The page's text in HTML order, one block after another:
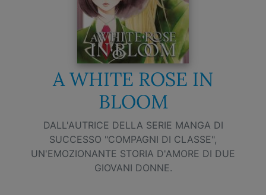
A WHITE ROSE IN
BLOOM
DALL'AUTRICE DELLA SERIE MANGA DI
SUCCESSO "COMPAGNI DI CLASSE",
UN'EMOZIONANTE STORIA D'AMORE DI DUE
GIOVANI DONNE.